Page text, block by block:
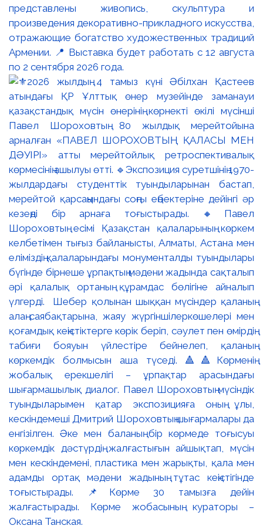
представлены живопись, скульптура и
произведения декоративно-прикладного искусства,
отражающие богатство художественных традиций
Армении. 📍 Выставка будет работать с 12 августа
по 2 сентября 2026 года.